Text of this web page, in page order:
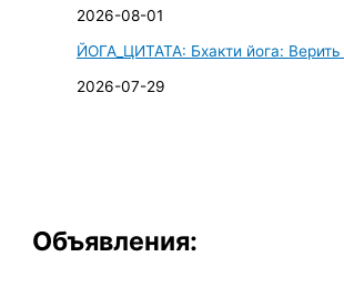
2026-08-01
ЙОГА_ЦИТАТА: Бхакти йога: Верить
2026-07-29
Объявления: